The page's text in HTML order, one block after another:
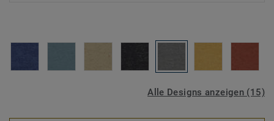
Alle Designs anzeigen (15)